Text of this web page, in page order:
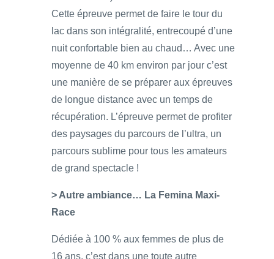
Cette épreuve permet de faire le tour du
lac dans son intégralité, entrecoupé d’une
nuit confortable bien au chaud… Avec une
moyenne de 40 km environ par jour c’est
une manière de se préparer aux épreuves
de longue distance avec un temps de
récupération. L’épreuve permet de profiter
des paysages du parcours de l’ultra, un
parcours sublime pour tous les amateurs
de grand spectacle !
> Autre ambiance… La Femina Maxi-
Race
Dédiée à 100 % aux femmes de plus de
16 ans, c’est dans une toute autre